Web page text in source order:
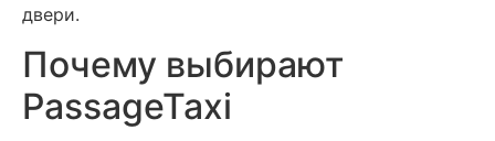
двери.
Почему выбирают
PassageTaxi